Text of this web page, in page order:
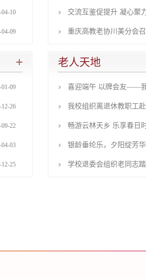
04-10
04-09
交流互鉴促提升 凝心
重庆高教老协川美分会
01-09
12-26
09-22
04-03
12-25
老人天地
喜迎端午 以牌会友——
我校组织离退休教职工
畅游云林天乡 乐享春日
银龄垂纶乐，夕阳绽芳
学校退委会组织老同志